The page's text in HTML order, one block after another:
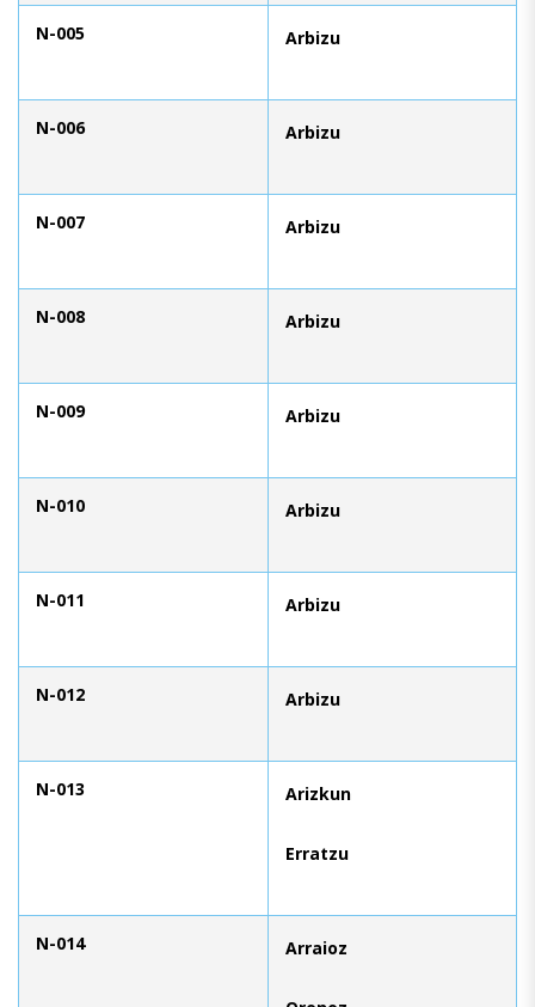
N-005 Arbizu
N-006 Arbizu
N-007 Arbizu
N-008 Arbizu
N-009 Arbizu
N-010 Arbizu
N-011 Arbizu
N-012 Arbizu
N-013 Arizkun
Erratzu
N-014 Arraioz